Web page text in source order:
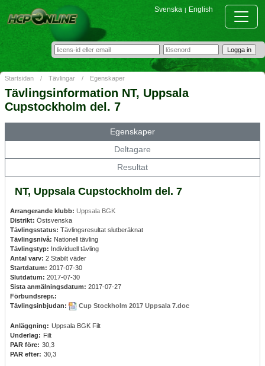
Svenska | English
Startsidan / Tävlingar / Egenskaper
Tävlingsinformation NT, Uppsala
Cupstockholm del. 7
Egenskaper
Deltagare
Resultat
NT, Uppsala Cupstockholm del. 7
Arrangerande klubb: Uppsala BGK
Distrikt: Östsvenska
Tävlingsstatus: Tävlingsresultat slutberäknat
Tävlingsnivå: Nationell tävling
Tävlingstyp: Individuell tävling
Antal varv: 2 Stabilt väder
Startdatum: 2017-07-30
Slutdatum: 2017-07-30
Sista anmälningsdatum: 2017-07-27
Förbundsrepr.:
Tävlingsinbjudan:
Cup Stockholm 2017 Uppsala 7.doc
Anläggning: Uppsala BGK Filt
Underlag: Filt
PAR före: 30,3
PAR efter: 30,3